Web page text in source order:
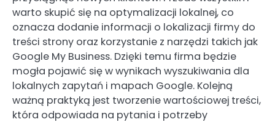
warto skupić się na optymalizacji lokalnej, co
oznacza dodanie informacji o lokalizacji firmy do
treści strony oraz korzystanie z narzędzi takich jak
Google My Business. Dzięki temu firma będzie
mogła pojawić się w wynikach wyszukiwania dla
lokalnych zapytań i mapach Google. Kolejną
ważną praktyką jest tworzenie wartościowej treści,
która odpowiada na pytania i potrzeby